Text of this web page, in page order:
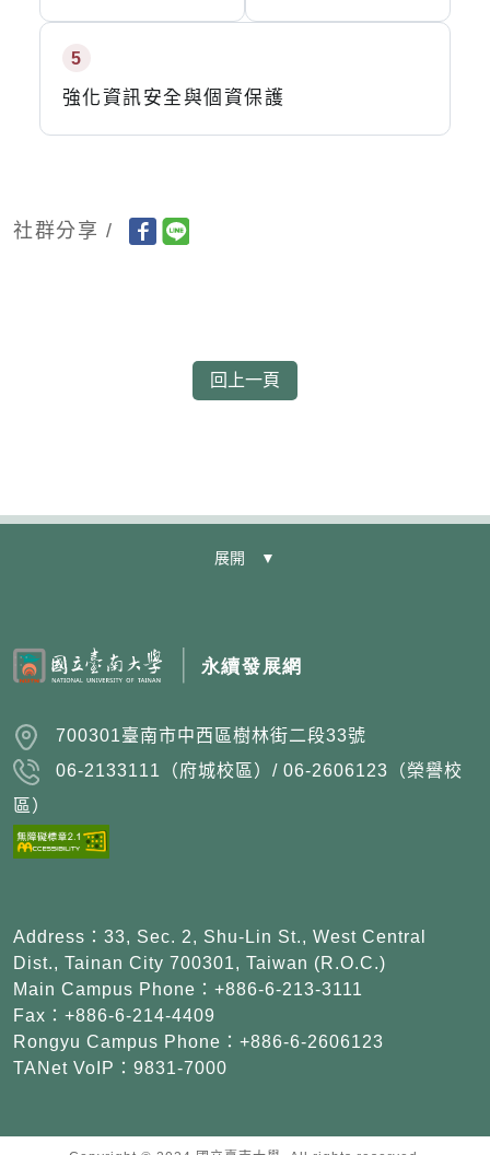
5
強化資訊安全與個資保護
社群分享 /
展開 ▼
:::
700301臺南市中西區樹林街二段33號
06-2133111（府城校區）/ 06-2606123（榮譽校
區）
Address：33, Sec. 2, Shu-Lin St., West Central
Dist., Tainan City 700301, Taiwan (R.O.C.)
Main Campus Phone：+886-6-213-3111
Fax：+886-6-214-4409
Rongyu Campus Phone：+886-6-2606123
TANet VoIP：9831-7000